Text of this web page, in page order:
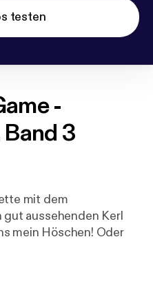
testen
-
3
mit dem
aussehenden Kerl
mein Höschen! Oder